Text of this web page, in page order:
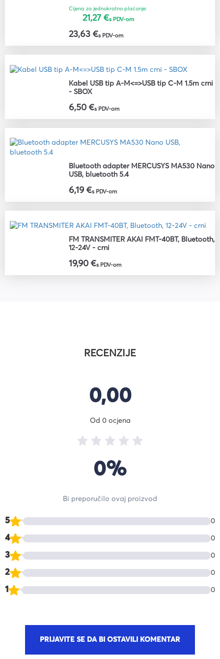
Cijena za jednokratno plaćanje:
21,27 €s PDV-om
23,63 €s PDV-om
Kabel USB tip A-M<=>USB tip C-M 1.5m crni
- SBOX
6,50 €s PDV-om
Bluetooth adapter MERCUSYS MA530 Nano
USB, bluetooth 5.4
6,19 €s PDV-om
FM TRANSMITER AKAI FMT-40BT, Bluetooth,
12-24V - crni
19,90 €s PDV-om
RECENZIJE
5 0
4 0
3 0
2 0
1 0
0,00
Od 0 ocjena
0%
Bi preporučilo ovaj proizvod
PRIJAVITE SE DA BI OSTAVILI KOMENTAR